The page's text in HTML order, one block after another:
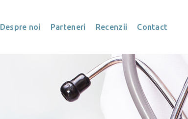
Despre noi Parteneri Recenzii Contact